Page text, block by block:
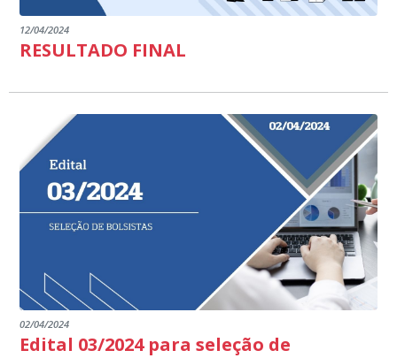
12/04/2024
RESULTADO FINAL
02/04/2024
Edital 03/2024 para seleção de